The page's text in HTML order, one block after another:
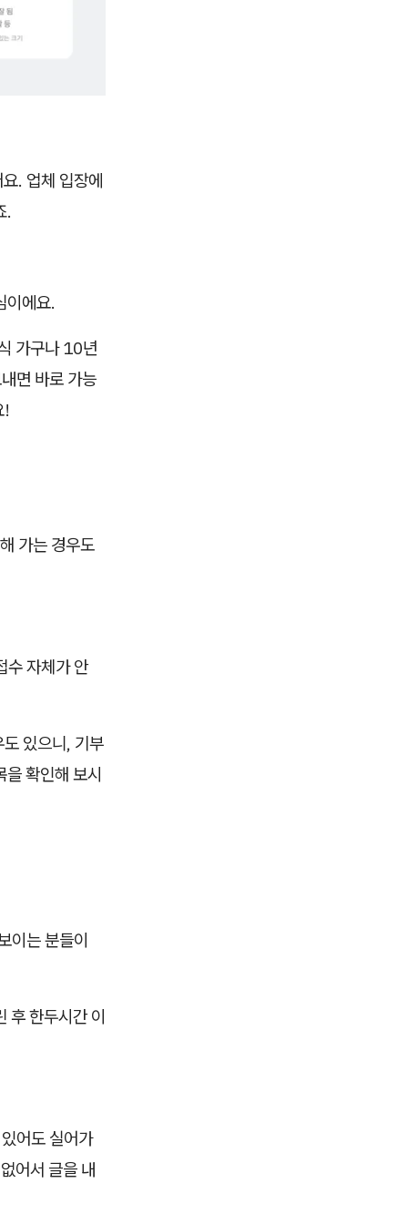
. 업체 입장에
.
이에요.
가구나 10년
면 바로 가능
!
가는 경우도
수 자체가 안
있으니, 기부
을 확인해 보시
이는 분들이
후 한두시간 이
어도 실어가
어서 글을 내